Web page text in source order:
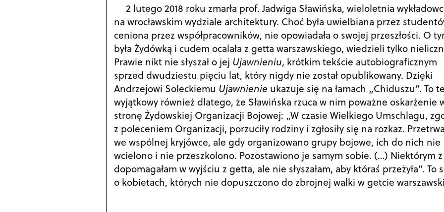
2 lutego 2018 roku zmarła prof. Jadwiga Sławińska, wieloletnia
na wrocławskim wydziale architektury. Choć była uwielbiana przez
ceniona przez współpracowników, nie opowiadała o swojej przeszłości. O
była Żydówką i cudem ocalała z getta warszawskiego, wiedzieli tylko
Prawie nikt nie słyszał o jej Ujawnieniu, krótkim tekście autobiograficznym
sprzed dwudziestu pięciu lat, który nigdy nie został opublikowany. Dzięki
Andrzejowi Soleckiemu Ujawnienie ukazuje się na łamach „Chiduszu”. To
wyjątkowy również dlatego, że Sławińska rzuca w nim poważne oskarżenie
stronę Żydowskiej Organizacji Bojowej: „W czasie Wielkiego Umschlagu,
z poleceniem Organizacji, porzuciły rodziny i zgłosiły się na rozkaz.
we wspólnej kryjówce, ale gdy organizowano grupy bojowe, ich do nich nie
wcielono i nie przeszkolono. Pozostawiono je samym sobie. (…) Niektórym
dopomagałam w wyjściu z getta, ale nie słyszałam, aby któraś przeżyła”. To
o kobietach, których nie dopuszczono do zbrojnej walki w getcie